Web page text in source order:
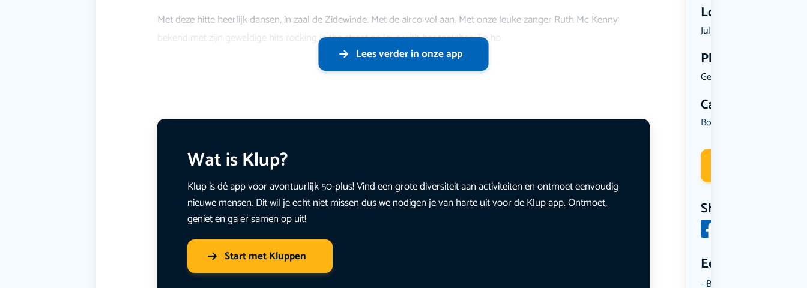
Locatie
Julianalaa...
Plekken
Geen limiet
Categorie
Borrelen
Share
Een aantal
Borrelen
Met deze hitte heerlijk dansen, in zaal de Zidewinde. Met de airco vol aan. Met onze leuke zanger Ruth Mc Kenny
bekend met zijn geweldige hits rocking in the street en love with her teatcher. Te ho
Lees verder in onze app
Wat is Klup?
Klup is dé app voor avontuurlijk 50-plus! Vind een grote diversiteit aan activiteiten en ontmoet eenvoudig
nieuwe mensen. Dit wil je echt niet missen dus we nodigen je van harte uit voor de Klup app. Ontmoet,
geniet en ga er samen op uit!
Start met Kluppen